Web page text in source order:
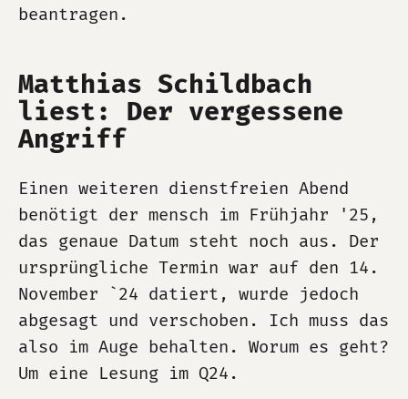
beantragen.
Matthias Schildbach
liest: Der vergessene
Angriff
Einen weiteren dienstfreien Abend
benötigt der mensch im Frühjahr '25,
das genaue Datum steht noch aus. Der
ursprüngliche Termin war auf den 14.
November `24 datiert, wurde jedoch
abgesagt und verschoben. Ich muss das
also im Auge behalten. Worum es geht?
Um eine Lesung im Q24.